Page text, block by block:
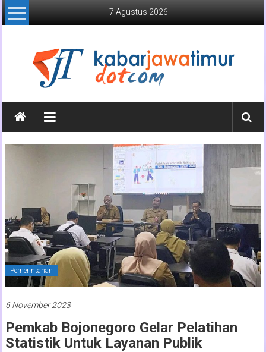
Lompat
ke
7 Agustus 2026
Kabar
Jawa
Timur
Timur
Pemerintahan
6 November 2023
Pemkab Bojonegoro Gelar Pelatihan
Statistik Untuk Layanan Publik